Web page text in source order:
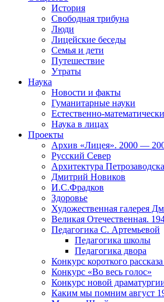
История
Свободная трибуна
Люди
Лицейские беседы
Семья и дети
Путешествие
Утраты
Наука
Новости и факты
Гуманитарные науки
Естественно-
Наука в лицах
Проекты
Архив «Лицея». 2000 —
Русский Север
Архитектура Петрозаводска
Дмитрий Новиков
И.С.Фрадков
Здоровье
Художественная галерея
Великая Отечественная.
Педагогика С. Артемьевой
Педагогика школы
Педагогика двора
Конкурс короткого
Конкурс «Во весь голос»
Конкурс новой
Каким мы помним август